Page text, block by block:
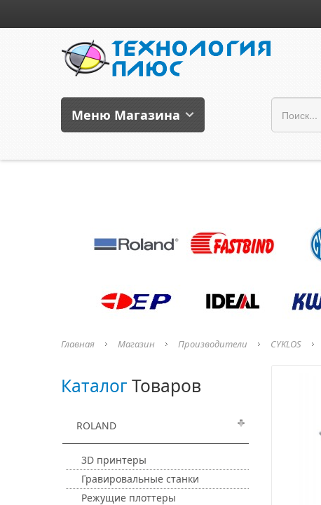
Меню Магазина
Главная Магазин Производители CYKLOS
КаталогТоваров
ROLAND
3D принтеры
Гравировальные станки
Режущие плоттеры